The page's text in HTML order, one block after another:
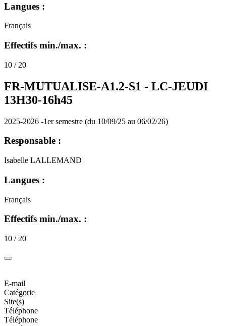
Langues :
Français
Effectifs min./max. :
10 / 20
FR-MUTUALISE-A1.2-S1 - LC-JEUDI
13H30-16h45
2025-2026 -1er semestre (du 10/09/25 au 06/02/26)
Responsable :
Isabelle LALLEMAND
Langues :
Français
Effectifs min./max. :
10 / 20
E-mail
Catégorie
Site(s)
Téléphone
Téléphone